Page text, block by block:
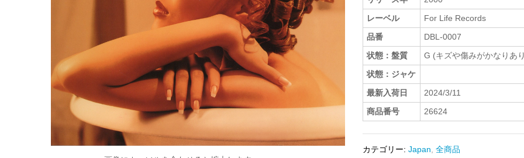
レーベル
For Life Records
品番
DBL-0007
状態：盤質
G (キズや傷みがかなりあ
状態：ジャケ
最新入荷日
2024/3/11
商品番号
26624
カテゴリー:Japan ,全商品